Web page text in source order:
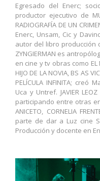
Egresado del Enerc;
productor ejecutivo de
RADIOGRAFÍA DE UN
Enerc, Unsam, Cic y
autor del libro producción
ZYNGIERMAN es
en cine y tv obras como EL
HIJO DE LA NOVIA, BS AS
PELÍCULA INFINITA;
Uca y Untref. JAVIER
participando entre otras en
ANICETO, CORNELIA
parte de dar a Luz cine
Producción y docente en